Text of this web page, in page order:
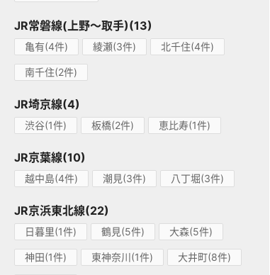
JR常磐線(上野～取手)(13)
亀有(4件) 綾瀬(3件) 北千住(4件)
南千住(2件)
JR埼京線(4)
渋谷(1件) 板橋(2件) 恵比寿(1件)
JR京葉線(10)
越中島(4件) 潮見(3件) 八丁堀(3件)
JR京浜東北線(22)
日暮里(1件) 鶴見(5件) 大森(5件)
神田(1件) 東神奈川(1件) 大井町(8件)